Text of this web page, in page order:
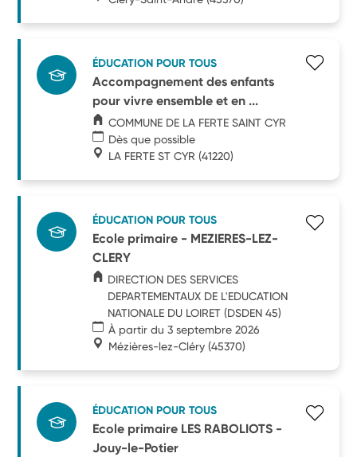
ÉDUCATION POUR TOUS
Accompagnement des enfants
pour vivre ensemble et en ...
COMMUNE DE LA FERTE SAINT CYR
Dès que possible
LA FERTE ST CYR (41220)
ÉDUCATION POUR TOUS
Ecole primaire - MEZIERES-LEZ-
CLERY
DIRECTION DES SERVICES
DEPARTEMENTAUX DE L'EDUCATION
NATIONALE DU LOIRET (DSDEN 45)
À partir du 3 septembre 2026
Mézières-lez-Cléry (45370)
ÉDUCATION POUR TOUS
Ecole primaire LES RABOLIOTS -
Jouy-le-Potier